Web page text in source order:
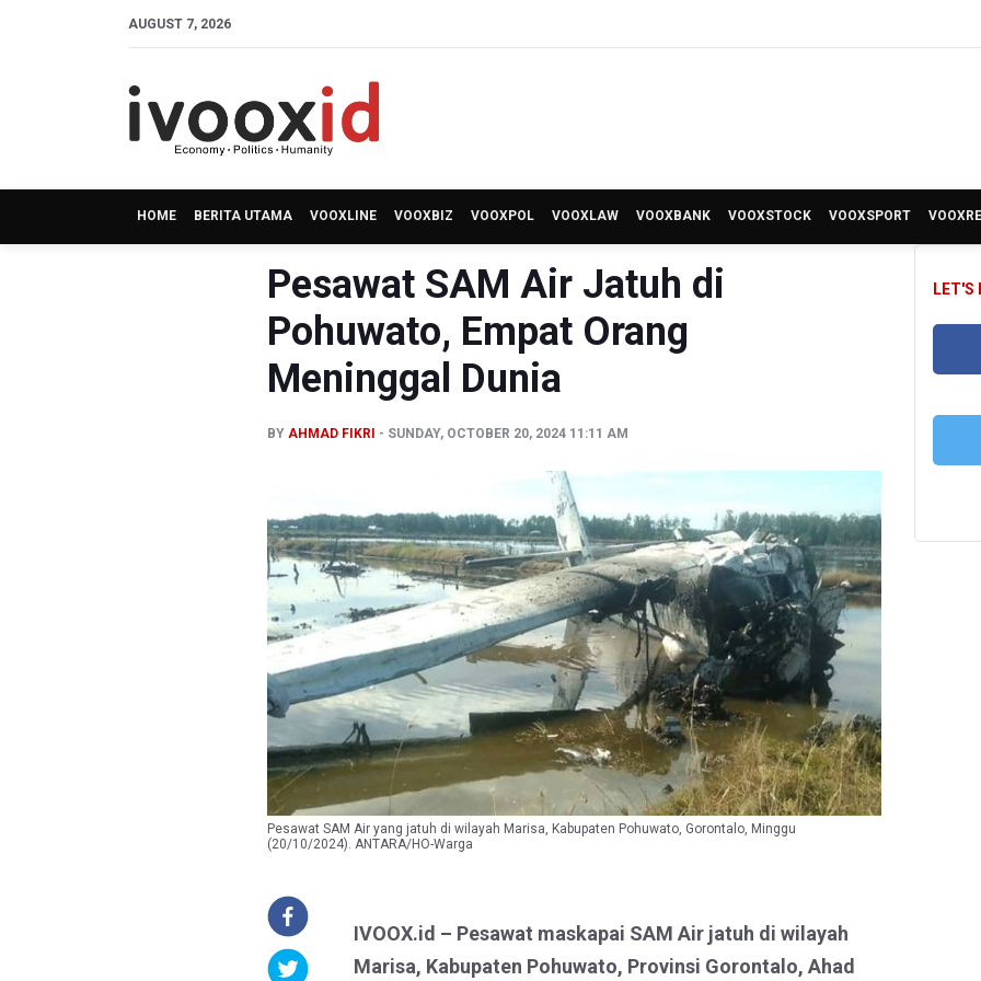
AUGUST 7, 2026
HOME BERITA UTAMA VOOXLINE VOOXBIZ VOOXPOL VOOXLAW VOOXBANK VOOXSTOCK VOOXSPORT
Pesawat SAM Air Jatuh di
Pohuwato, Empat Orang
Meninggal Dunia
BY AHMAD FIKRI SUNDAY, OCTOBER 20, 2024 11:11 AM
Pesawat SAM Air yang jatuh di wilayah Marisa, Kabupaten Pohuwato, Gorontalo, Minggu
(20/10/2024). ANTARA/HO-Warga
IVOOX.id – Pesawat maskapai SAM Air jatuh di wilayah
Marisa, Kabupaten Pohuwato, Provinsi Gorontalo, Ahad
LET'S